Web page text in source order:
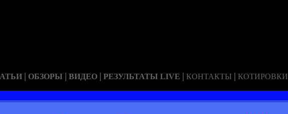
| ОБЗОРЫ | ВИДЕО | РЕЗУЛЬТАТЫ LIVE | КОНТАКТЫ | КОТИРОВКИ